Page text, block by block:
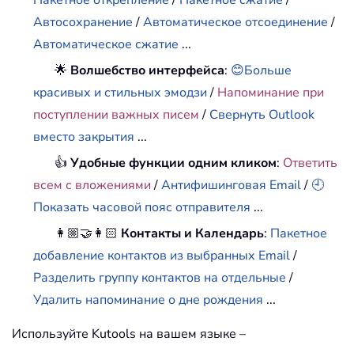
Автосохранение/Автоматическое отсоединение/
Автоматическое сжатие ...
🌟 Волшебство интерфейса: 😊Больше
красивых и стильных эмодзи/ Напоминание при
поступлении важных писем/ Свернуть Outlook
вместо закрытия ...
👍Удобные функции одним кликом: Ответить
всем с вложениями /Антифишинговая Email/ 🕘
Показать часовой пояс отправителя ...
👩🏼‍🤝‍👩🏻 Контакты и Календарь: Пакетное
добавление контактов из выбранных Email/
Разделить группу контактов на отдельные/
Удалить напоминание о дне рождения ...
Используйте Kutools на вашем языке –